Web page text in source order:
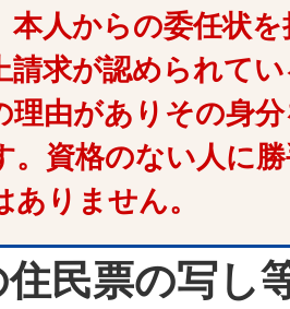
本人からの委任状
請求が認められて
理由がありその身
。資格のない人に
りません。
民票の写し